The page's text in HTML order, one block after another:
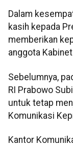
Dalam
kasih kepada
memberikan
anggota
Sebelumnya,
RI Prabowo
untuk tetap
Komunikasi
Kantor